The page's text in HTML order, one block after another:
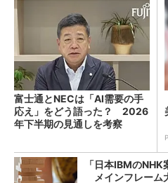
富士通とNECは「AI需要の手
応え」をどう語った？ 2026
年下半期の見通しを考察
「日本IBMのNHK
メインフレーム